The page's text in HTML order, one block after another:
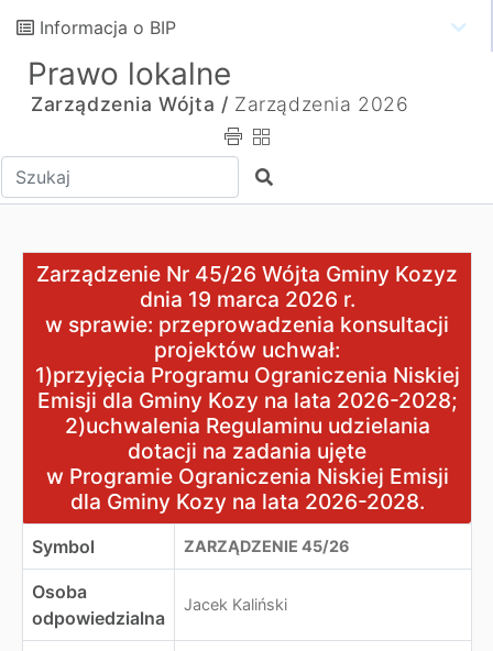
Informacja o BIP
Prawo lokalne
Zarządzenia Wójta / Zarządzenia 2026
Wpisz tekst do wyszukania Szukaj
Zarządzenie Nr 45/26 Wójta Gminy Kozyz dnia 19
w sprawie: przeprowadzenia konsultacji projektów
1)przyjęcia Programu Ograniczenia Niskiej Emisji dla
2)uchwalenia Regulaminu udzielania dotacji na zadania
w Programie Ograniczenia Niskiej Emisji dla Gminy
Zarządzenie Nr 45/26 Wójta Gminy Kozyz
dnia 19 marca 2026 r.
w sprawie: przeprowadzenia konsultacji
projektów uchwał:
1)przyjęcia Programu Ograniczenia Niskiej
Emisji dla Gminy Kozy na lata 2026-2028;
2)uchwalenia Regulaminu udzielania
dotacji na zadania ujęte
w Programie Ograniczenia Niskiej Emisji
dla Gminy Kozy na lata 2026-2028.
Symbol ZARZĄDZENIE 45/26
Osoba
odpowiedzialna
Jacek Kaliński